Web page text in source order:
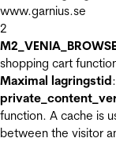
www.garnius.se
2
shopping cart
Maximal lagringstid
function. A cache is
between the visitor